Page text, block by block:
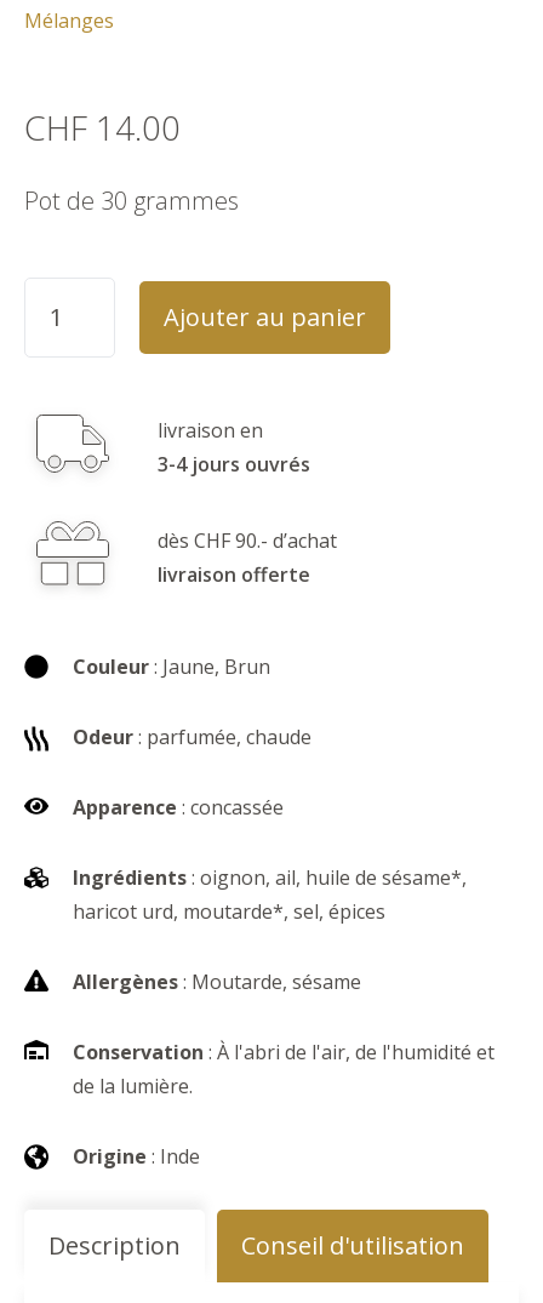
Mélanges
CHF 14.00
Pot de 30 grammes
Ajouter au panier
livraison en
3-4 jours ouvrés
dès CHF 90.- d’achat
livraison offerte
Couleur: Jaune, Brun
Odeur: parfumée, chaude
Apparence : concassée
Ingrédients: oignon, ail, huile de sésame*,
haricot urd, moutarde*, sel, épices
Allergènes: Moutarde, sésame
Conservation : À l'abri de l'air, de l'humidité et
de la lumière.
Origine : Inde
Description Conseil d'utilisation